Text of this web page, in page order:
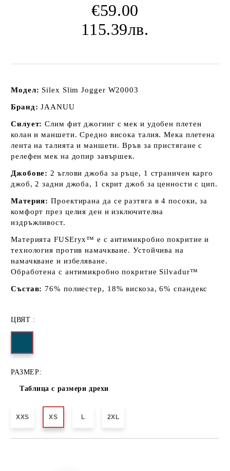
€59.00
115.39лв.
Модел: Silex Slim Jogger W20003
Бранд:JAANUU
Силует: Слим фит джогинг с мек и удобен плетен
колан и маншети. Средно висока талия.Мека плетена
лента на талията и маншети. Връв за пристягане с
релефен мек на допир завършек.
Джобове: 2 ъглови джоба за ръце, 1 страничен карго
джоб, 2 задни джоба, 1 скрит джоб за ценности с цип.
Материя: Проектирана да се разтяга в 4 посоки, за
комфорт през целия ден и изключителна
издръжливост.
Материята FUSEryx™ е с антимикробно покритие и
технология против намачкване. Устойчива на
намачкване и избеляване.
Обработена с антимикробно покритие Silvadur™
Състав: 76% полиестер, 18% вискоза, 6% спандекс
ЦВЯТ :
РАЗМЕР:
Таблица с размери дрехи
XXS XS L 2XL